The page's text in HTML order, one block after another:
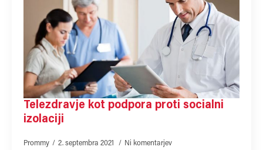
Telezdravje kot podpora proti socialni
izolaciji
Prommy 2. septembra 2021 Ni komentarjev